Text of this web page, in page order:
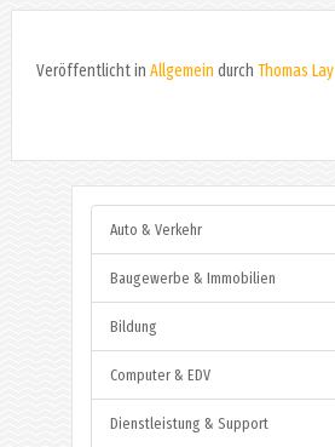
Veröffentlicht in Allgemein durch Thomas Lay
Auto & Verkehr
Baugewerbe & Immobilien
Bildung
Computer & EDV
Dienstleistung & Support